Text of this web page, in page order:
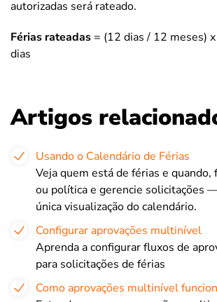
autorizadas será rateado.
Férias rateadas = (12 dias / 12 meses)
dias
Artigos
Usando o Calendário de Férias
Veja quem está de férias e
ou política e gerencie solicitações
única visualização do calendário.
Configurar aprovações multinível
Aprenda a configurar fluxos de
para solicitações de férias
Como aprovações multinível